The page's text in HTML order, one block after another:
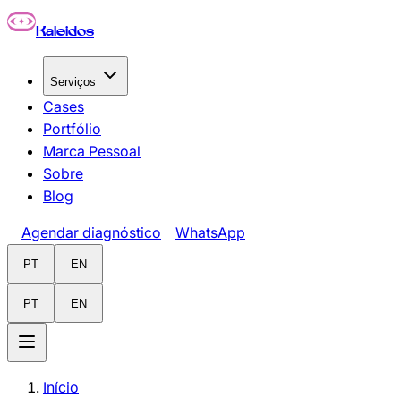
Pular para o conteúdo principal
Kaleidos
Serviços
Cases
Portfólio
Marca Pessoal
Sobre
Blog
Agendar diagnóstico WhatsApp
PT EN
PT EN
Início